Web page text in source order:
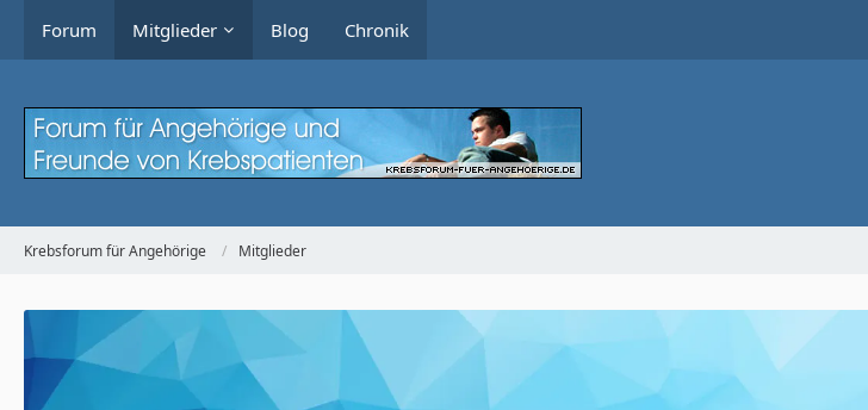
Forum Mitglieder Blog Chronik
Krebsforum für Angehörige Mitglieder